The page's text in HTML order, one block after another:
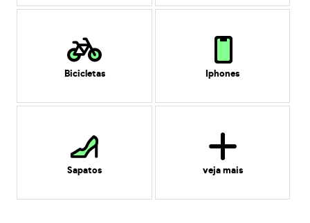
Bicicletas Iphones
Sapatos veja mais